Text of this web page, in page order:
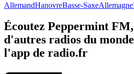
AllemandHanovreBasse-SaxeAllemagne
Écoutez Peppermint
d'autres radios du
l'app de radio.fr